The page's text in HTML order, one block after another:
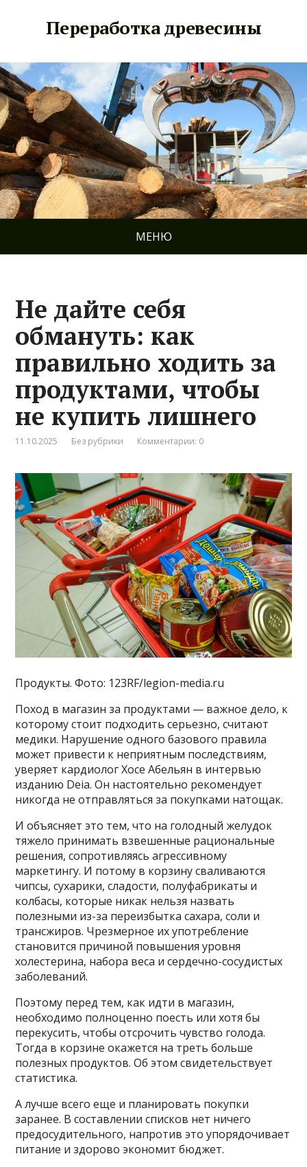
Переработка древесины
МЕНЮ
Не дайте себя
обмануть: как
правильно ходить за
продуктами, чтобы
не купить лишнего
11.10.2025 Без рубрики Комментарии: 0
Продукты. Фото: 123RF/legion-media.ru
Поход в магазин за продуктами — важное дело, к
которому стоит подходить серьезно, считают
медики. Нарушение одного базового правила
может привести к неприятным последствиям,
уверяет кардиолог Хосе Абельян в интервью
изданию Deia. Он настоятельно рекомендует
никогда не отправляться за покупками натощак.
И объясняет это тем, что на голодный желудок
тяжело принимать взвешенные рациональные
решения, сопротивляясь агрессивному
маркетингу. И потому в корзину сваливаются
чипсы, сухарики, сладости, полуфабрикаты и
колбасы, которые никак нельзя назвать
полезными из-за переизбытка сахара, соли и
трансжиров. Чрезмерное их употребление
становится причиной повышения уровня
холестерина, набора веса и сердечно-сосудистых
заболеваний.
Поэтому перед тем, как идти в магазин,
необходимо полноценно поесть или хотя бы
перекусить, чтобы отсрочить чувство голода.
Тогда в корзине окажется на треть больше
полезных продуктов. Об этом свидетельствует
статистика.
А лучше всего еще и планировать покупки
заранее. В составлении списков нет ничего
предосудительного, напротив это упорядочивает
питание и здорово экономит бюджет.